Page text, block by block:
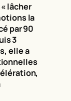
lâcher
la
par 90
3
elle a